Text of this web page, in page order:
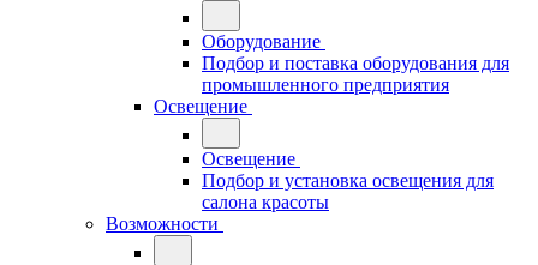
Оборудование
Подбор и поставка оборудования для
промышленного предприятия
Освещение
Освещение
Подбор и установка освещения для
салона красоты
Возможности